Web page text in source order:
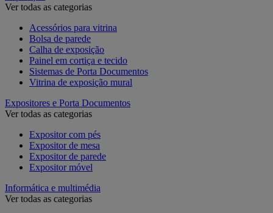
Ver todas as categorias
Acessórios para vitrina
Bolsa de parede
Calha de exposição
Painel em cortiça e tecido
Sistemas de Porta Documentos
Vitrina de exposição mural
Expositores e Porta Documentos
Ver todas as categorias
Expositor com pés
Expositor de mesa
Expositor de parede
Expositor móvel
Informática e multimédia
Ver todas as categorias